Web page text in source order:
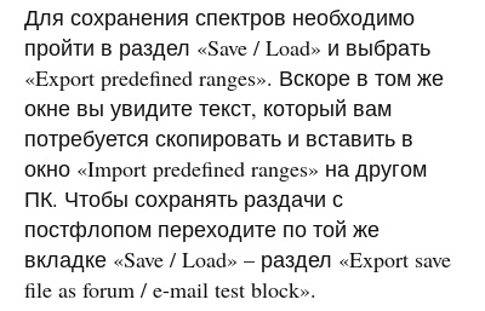
Для сохранения спектров необходимо
пройти в раздел «Save / Load» и выбрать
«Export predefined ranges». Вскоре в том же
окне вы увидите текст, который вам
потребуется скопировать и вставить в
окно «Import predefined ranges» на другом
ПК. Чтобы сохранять раздачи с
постфлопом переходите по той же
вкладке «Save / Load» – раздел «Export save
file as forum / e-mail test block».